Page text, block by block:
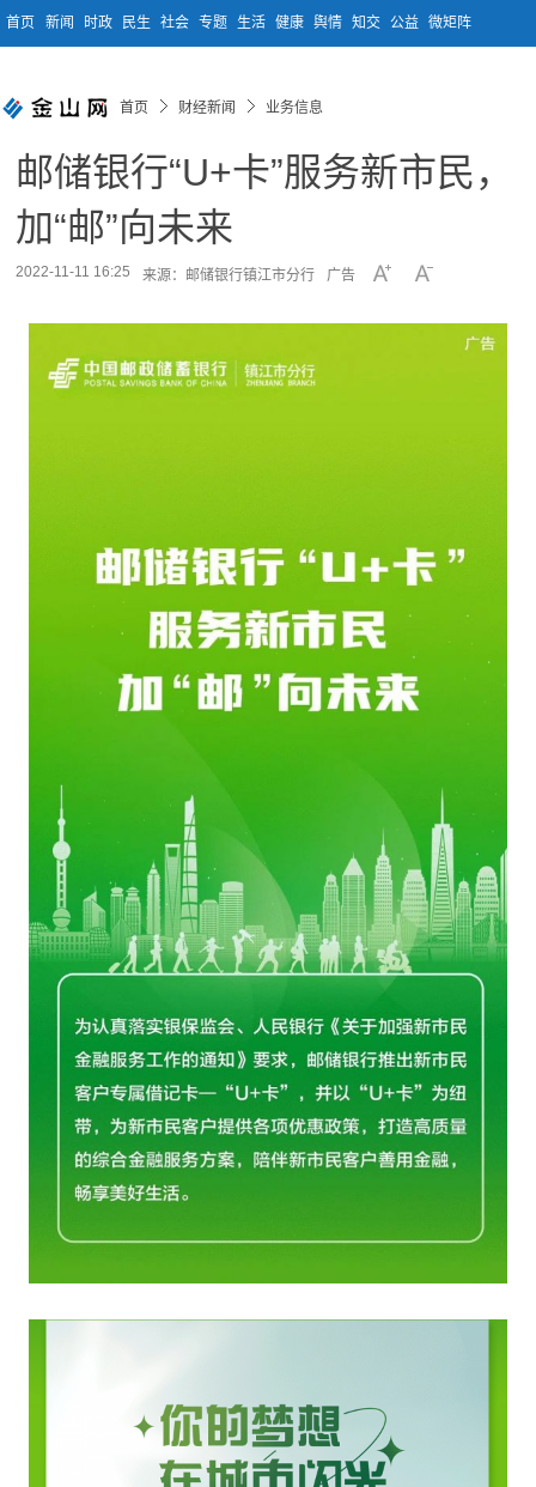
首页 新闻 时政 民生 社会 专题 生活 健康 舆情 知交 公益 微矩阵
首页 财经新闻 业务信息
邮储银行“U+卡”服务新市民，
加“邮”向未来
2022-11-11 16:25 来源：邮储银行镇江市分行 广告